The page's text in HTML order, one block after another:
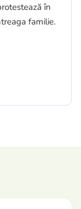
în
familie.
în